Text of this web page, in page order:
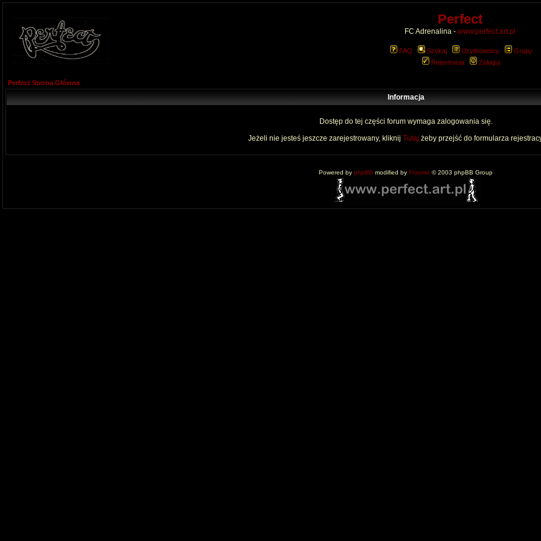
Perfect
FC Adrenalina - www.perfect.art.pl
FAQ Szukaj Użytkownicy
Grupy
Rejestracja
Zaloguj
Perfect Strona Główna
Informacja
Dostęp do tej części forum wymaga zalogowania się.
Jeżeli nie jesteś jeszcze zarejestrowany, kliknij Tutaj żeby przejść do formularza
Powered by phpBB modified by Przemo © 2003 phpBB Group